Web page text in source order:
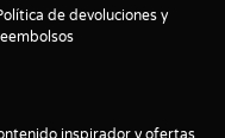
de devoluciones y
inspirador y ofertas